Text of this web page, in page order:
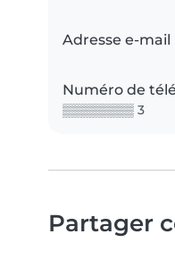
Adresse e-mail
Numéro de
▒▒▒▒▒▒▒▒ 3
Partager